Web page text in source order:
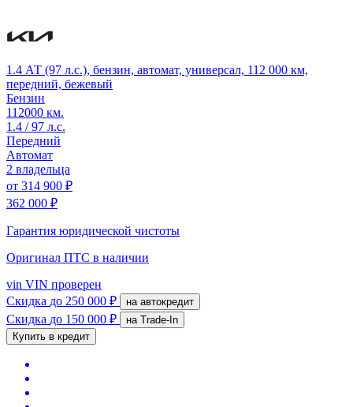
1.4 АТ (97 л.с.), бензин, автомат, универсал, 112 000 км,
передний, бежевый
Бензин
112000 км.
1.4 / 97 л.с.
Передний
Автомат
2 владельца
от 314 900 ₽
362 000 ₽
Гарантия юридической чистоты
Оригинал ПТС в наличии
vin VIN проверен
Скидка до 250 000 ₽ на автокредит
Скидка до 150 000 ₽
на Trade-In
Купить в кредит